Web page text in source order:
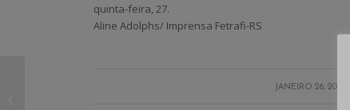
quinta-feira, 27.
Aline Adolphs/ Imprensa Fetrafi-RS
JANEIRO 26, 2022
/